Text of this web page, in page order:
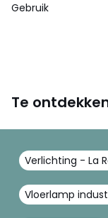
Gebruik
Te
Verlichting - La
Vloerlamp